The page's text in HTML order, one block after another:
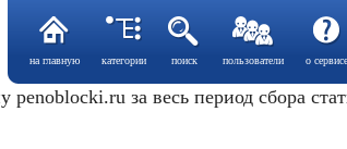
на главную категории поиск пользователи о сервисе
за весь период сбора